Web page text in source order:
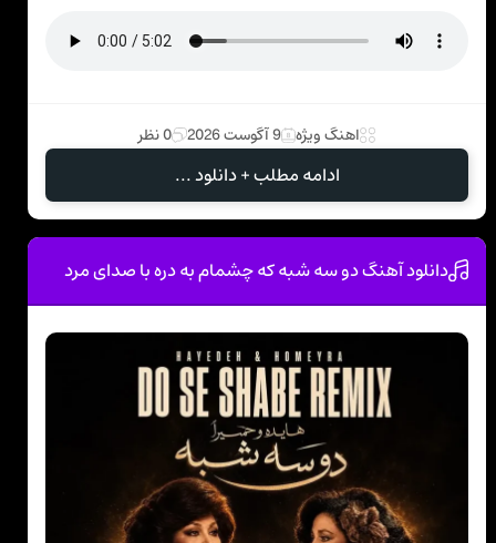
اهنگ ویژه 9 آگوست 2026 0 نظر
ادامه مطلب + دانلود ...
دانلود آهنگ دو سه شبه که چشمام به دره با صدای مرد